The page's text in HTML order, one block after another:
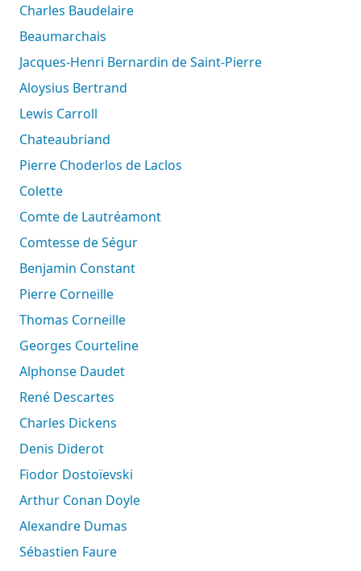
Charles Baudelaire
Beaumarchais
Jacques-Henri Bernardin de Saint-Pierre
Aloysius Bertrand
Lewis Carroll
Chateaubriand
Pierre Choderlos de Laclos
Colette
Comte de Lautréamont
Comtesse de Ségur
Benjamin Constant
Pierre Corneille
Thomas Corneille
Georges Courteline
Alphonse Daudet
René Descartes
Charles Dickens
Denis Diderot
Fiodor Dostoïevski
Arthur Conan Doyle
Alexandre Dumas
Sébastien Faure